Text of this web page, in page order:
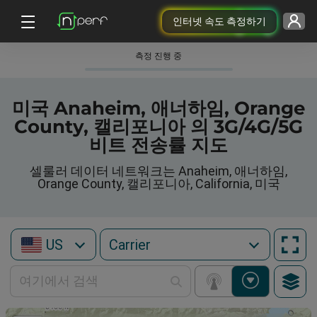
인터넷 속도 측정하기
측정 진행 중
미국 Anaheim, 애너하임, Orange
County, 캘리포니아 의 3G/4G/5G
비트 전송률 지도
셀룰러 데이터 네트워크는 Anaheim, 애너하임,
Orange County, 캘리포니아, California, 미국
US